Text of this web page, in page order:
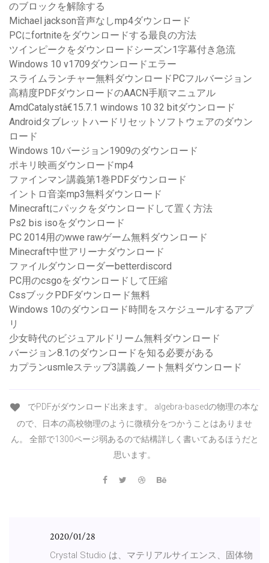
のブロックを解除する
Michael jackson音声なしmp4ダウンロード
PCにfortniteをダウンロードする最良の方法
ツインピークをダウンロードシーズン1字幕付き急流
Windows 10 v1709ダウンロードエラー
スライムランチャー無料ダウンロードPCフルバージョン
高精度PDFダウンロードのAACN手順マニュアル
AmdCatalystâ€15.7.1 windows 10 32 bitダウンロード
Androidタブレットハードリセットソフトウェアのダウン
ロード
Windows 10バージョン1909のダウンロード
ポキリ映画ダウンロードmp4
ファインマン講義第1巻PDFダウンロード
イントロ音楽mp3無料ダウンロード
Minecraftにパックをダウンロードして置く方法
Ps2 bis isoをダウンロード
PC 2014用のwwe rawゲーム無料ダウンロード
Minecraft中世アリーナダウンロード
ファイルダウンローダーbetterdiscord
PC用のcsgoをダウンロードして圧縮
CssブックPDFダウンロード無料
Windows 10のダウンロード時間をスケジュールするアプ
リ
少女時代のビジュアルドリーム無料ダウンロード
バージョン8.1のダウンロードを知る必要がある
カプランusmleステップ3講義ノート無料ダウンロード
でPDFがダウンロード出来ます。 algebra-basedの物理の本な
ので、日本の高校物理のように微積分をつかうことはありませ
ん。 全部で1300ページ弱あるので結構詳しく書いてあるほうだと
思います。
2020/01/28
Crystal Studio は、マテリアルサイエンス、固体物